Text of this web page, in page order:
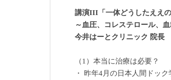
講演III「一体どうしたええ
～血圧、コレステロール
今井はーとクリニック 院長
（1）本当に治療は必要？
・ 昨年4月の日本人間ドッ